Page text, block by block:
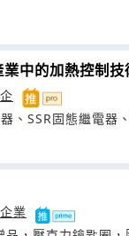
中的加熱控制技
、SSR固態繼電器
業